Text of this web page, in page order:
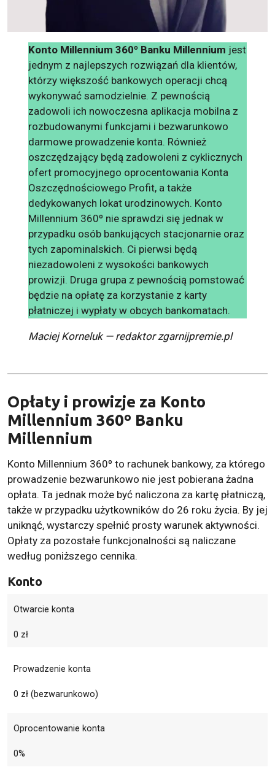
Konto Millennium 360º Banku Millennium jest
jednym z najlepszych rozwiązań dla klientów,
którzy większość bankowych operacji chcą
wykonywać samodzielnie. Z pewnością
zadowoli ich nowoczesna aplikacja mobilna z
rozbudowanymi funkcjami i bezwarunkowo
darmowe prowadzenie konta. Również
oszczędzający będą zadowoleni z cyklicznych
ofert promocyjnego oprocentowania Konta
Oszczędnościowego Profit, a także
dedykowanych lokat urodzinowych. Konto
Millennium 360º nie sprawdzi się jednak w
przypadku osób bankujących stacjonarnie oraz
tych zapominalskich. Ci pierwsi będą
niezadowoleni z wysokości bankowych
prowizji. Druga grupa z pewnością pomstować
będzie na opłatę za korzystanie z karty
płatniczej i wypłaty w obcych bankomatach.
Maciej Korneluk — redaktor zgarnijpremie.pl
Opłaty i prowizje za Konto
Millennium 360º Banku
Millennium
Konto Millennium 360º to rachunek bankowy, za którego
prowadzenie bezwarunkowo nie jest pobierana żadna
opłata. Ta jednak może być naliczona za kartę płatniczą,
także w przypadku użytkowników do 26 roku życia. By jej
uniknąć, wystarczy spełnić prosty warunek aktywności.
Opłaty za pozostałe funkcjonalności są naliczane
według poniższego cennika.
Konto
Otwarcie konta
0 zł
Prowadzenie konta
0 zł (bezwarunkowo)
Oprocentowanie konta
0%